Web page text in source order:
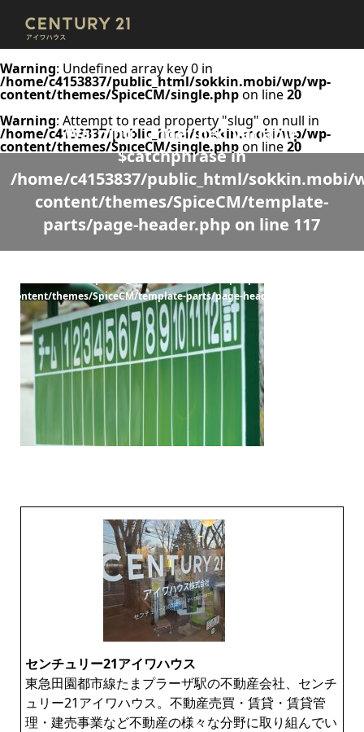
Warning: Undefined array key 0 in
/home/c4153837/public_html/sokkin.mobi/wp/wp-
content/themes/SpiceCM/single.phpon line20
Warning: Attempt to read property "slug" on null in
/home/c4153837/public_html/sokkin.mobi/wp/wp-
content/themes/SpiceCM/single.phpon line20
Warning: Undefined variable
$catchphrase in
/home/c4153837/public_html/sokkin.mobi/
content/themes/SpiceCM/template-
parts/page-header.php on line 117
content/themes/SpiceCM/template-parts/page-header.php
センチュリー21アイワハウス
東急田園都市線たまプラーザ駅の不動産会社、センチ
ュリー21アイワハウス。不動産売買・賃貸・賃貸管
理・建売事業など不動産の様々な分野に取り組んでい